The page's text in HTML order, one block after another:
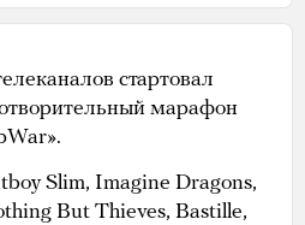
стартовал
марафон
Slim, Imagine Dragons,
But Thieves, Bastille,